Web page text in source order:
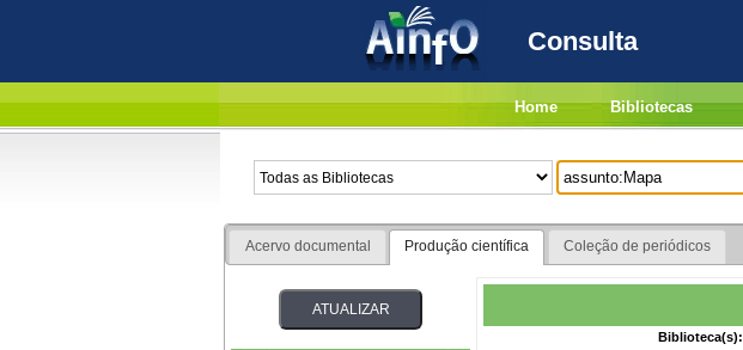
Consulta
Home Bibliotecas
Acervo documental Produção científica Coleção de periódicos
Biblioteca(s):